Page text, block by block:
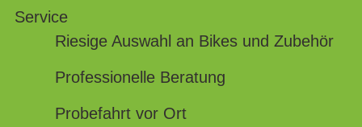
Service
Riesige Auswahl an Bikes und Zubehör
Professionelle Beratung
Probefahrt vor Ort